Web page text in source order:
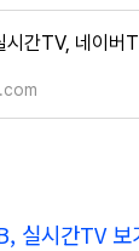
실시간TV 보